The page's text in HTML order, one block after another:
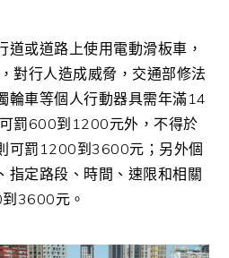
道或道路上使用電動滑板車，
對行人造成威脅，交通部修法
輪車等個人行動器具需年滿14
罰600到1200元外，不得於
可罰1200到3600元；另外個
指定路段、時間、速限和相關
3600元。